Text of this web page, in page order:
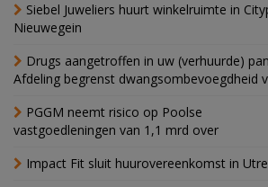
Siebel Juweliers huurt winkelruimte in
Nieuwegein
Drugs aangetroffen in uw (verhuurde)
Afdeling begrenst dwangsombevoegdheid
PGGM neemt risico op Poolse
vastgoedleningen van 1,1 mrd over
Impact Fit sluit huurovereenkomst in